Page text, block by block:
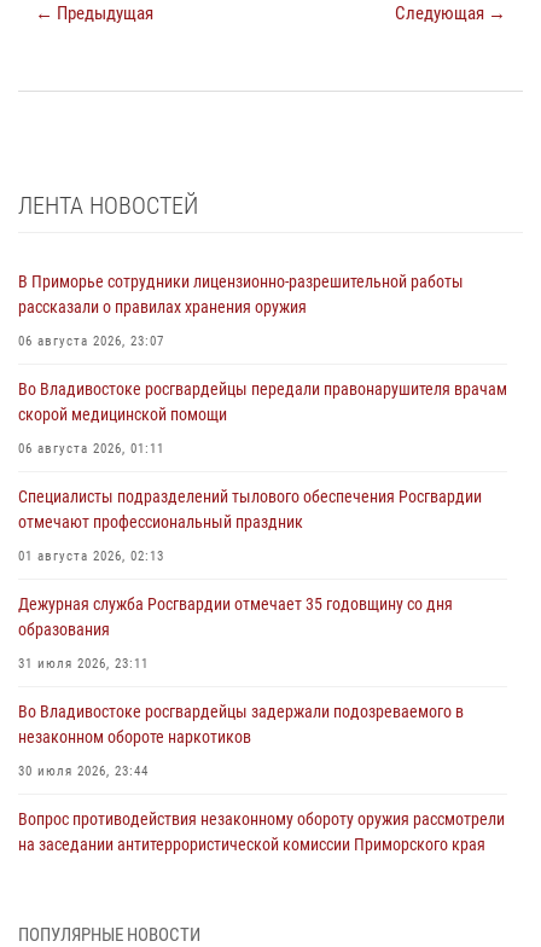
← Предыдущая Следующая →
ЛЕНТА НОВОСТЕЙ
В Приморье сотрудники лицензионно-разрешительной работы
рассказали о правилах хранения оружия
06 августа 2026, 23:07
Во Владивостоке росгвардейцы передали правонарушителя врачам
скорой медицинской помощи
06 августа 2026, 01:11
Специалисты подразделений тылового обеспечения Росгвардии
отмечают профессиональный праздник
01 августа 2026, 02:13
Дежурная служба Росгвардии отмечает 35 годовщину со дня
образования
31 июля 2026, 23:11
Во Владивостоке росгвардейцы задержали подозреваемого в
незаконном обороте наркотиков
30 июля 2026, 23:44
Вопрос противодействия незаконному обороту оружия рассмотрели
на заседании антитеррористической комиссии Приморского края
Во Владивостоке во дворе жилого дома сотрудники
ПОПУЛЯРНЫЕ НОВОСТИ